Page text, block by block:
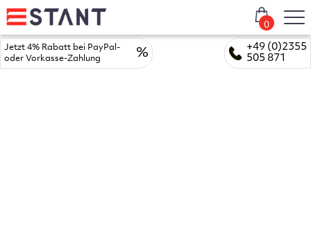
+49 (0)2355
505 871
Jetzt 4% Rabatt bei PayPal-
oder Vorkasse-Zahlung
%
0